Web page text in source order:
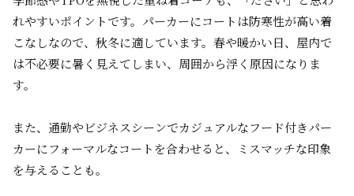
れやすいポイントです。パーカーにコートは防寒性が高い着
こなしなので、秋冬に適しています。春や暖かい日、屋内で
は不必要に暑く見えてしまい、周囲から浮く原因になりま
す。
また、通勤やビジネスシーンでカジュアルなフード付きパー
カーにフォーマルなコートを合わせると、ミスマッチな印象
を与えることも。